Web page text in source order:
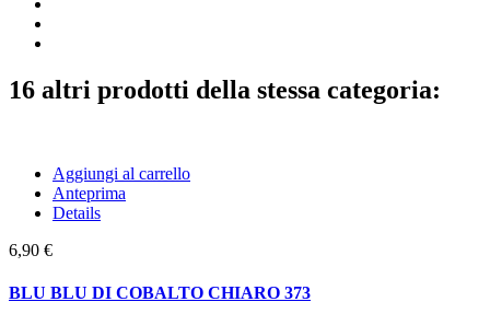
16 altri prodotti della stessa categoria:
Aggiungi al carrello
Anteprima
Details
6,90 €
BLU BLU DI COBALTO CHIARO 373